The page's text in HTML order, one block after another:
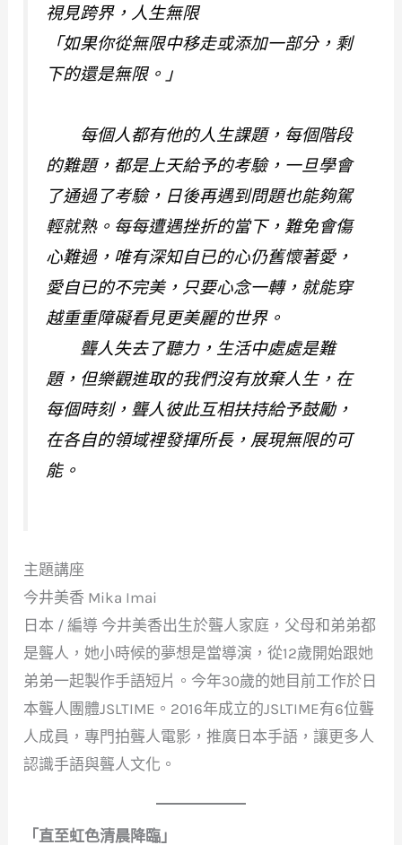
視見跨界，人生無限
「如果你從無限中移走或添加一部分，剩
下的還是無限。」
每個人都有他的人生課題，每個階段
的難題，都是上天給予的考驗，一旦學會
了通過了考驗，日後再遇到問題也能夠駕
輕就熟。每每遭遇挫折的當下，難免會傷
心難過，唯有深知自已的心仍舊懷著愛，
愛自已的不完美，只要心念一轉，就能穿
越重重障礙看見更美麗的世界。
聾人失去了聽力，生活中處處是難
題，但樂觀進取的我們沒有放棄人生，在
每個時刻，聾人彼此互相扶持給予鼓勵，
在各自的領域裡發揮所長，展現無限的可
能。
主題講座
今井美香 Mika Imai
日本 / 編導 今井美香出生於聾人家庭，父母和弟弟都
是聾人，她小時候的夢想是當導演，從12歲開始跟她
弟弟一起製作手語短片。今年30歲的她目前工作於日
本聾人團體JSLTIME。2016年成立的JSLTIME有6位聾
人成員，專門拍聾人電影，推廣日本手語，讓更多人
認識手語與聾人文化。
「直至虹色清晨降臨」